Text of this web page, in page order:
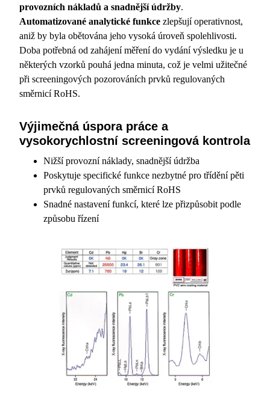
provozních nákladů a snadnější údržby.
Automatizované analytické funkce zlepšují operativnost,
aniž by byla obětována jeho vysoká úroveň spolehlivosti.
Doba potřebná od zahájení měření do vydání výsledku je u
některých vzorků pouhá jedna minuta, což je velmi užitečné
při screeningových pozorováních prvků regulovaných
směrnicí RoHS.
Výjimečná úspora práce a
vysokorychlostní screeningová kontrola
Nižší provozní náklady, snadnější údržba
Poskytuje specifické funkce nezbytné pro třídění pěti
prvků regulovaných směrnicí RoHS
Snadné nastavení funkcí, které lze přizpůsobit podle
způsobu řízení